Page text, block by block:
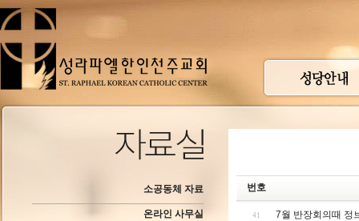
소공동체 자료
온라인 사무실
번호
41 7월 반장회의때 정